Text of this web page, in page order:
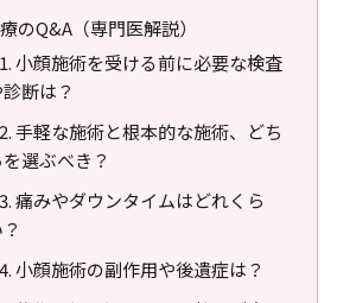
のQ&A（専門医解説）
小顔施術を受ける前に必要な検査
断は？
手軽な施術と根本的な施術、どち
を選ぶべき？
痛みやダウンタイムはどれくら
小顔施術の副作用や後遺症は？